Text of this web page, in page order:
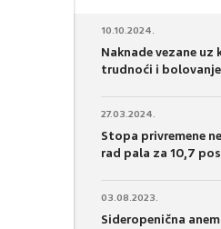
10.10.2024.
Naknade vezane uz
trudnoći i
27.03.2024.
Stopa privremene
rad pala za 10,7
03.08.2023.
Sideropenična